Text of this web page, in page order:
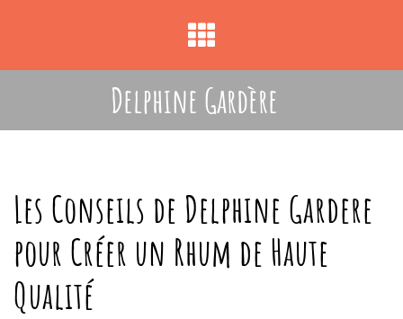
Delphine Gardère
Les Conseils de Delphine Gardere
pour Créer un Rhum de Haute
Qualité